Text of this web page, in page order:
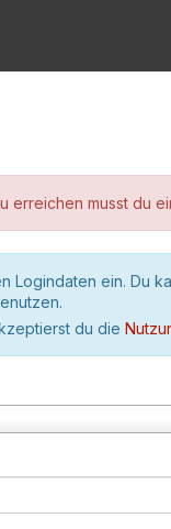
erreichen musst du
Logindaten ein. Du
du die